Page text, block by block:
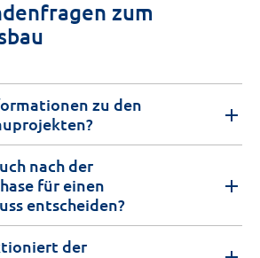
zum
zu den
nach der
für einen
entscheiden?
der